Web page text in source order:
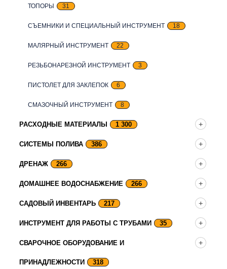
ТОПОРЫ 31
СЪЕМНИКИ И СПЕЦИАЛЬНЫЙ ИНСТРУМЕНТ 18
МАЛЯРНЫЙ ИНСТРУМЕНТ 22
РЕЗЬБОНАРЕЗНОЙ ИНСТРУМЕНТ 3
ПИСТОЛЕТ ДЛЯ ЗАКЛЕПОК 6
СМАЗОЧНЫЙ ИНСТРУМЕНТ 8
РАСХОДНЫЕ МАТЕРИАЛЫ 1 300
СИСТЕМЫ ПОЛИВА 386
ДРЕНАЖ 266
ДОМАШНЕЕ ВОДОСНАБЖЕНИЕ 266
САДОВЫЙ ИНВЕНТАРЬ 217
ИНСТРУМЕНТ ДЛЯ РАБОТЫ С ТРУБАМИ 35
СВАРОЧНОЕ ОБОРУДОВАНИЕ И
ПРИНАДЛЕЖНОСТИ 318